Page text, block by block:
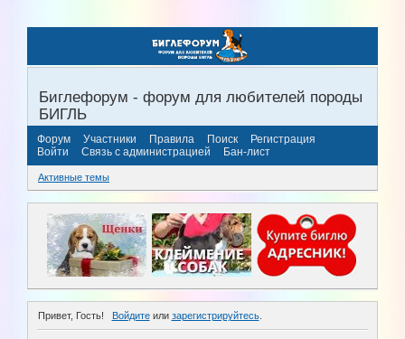
Биглефорум - форум для любителей породы
БИГЛЬ
Форум Участники Правила Поиск
Регистрация
Войти
Связь с администрацией Бан-лист
Активные темы
Привет, Гость! Войдитеили зарегистрируйтесь.